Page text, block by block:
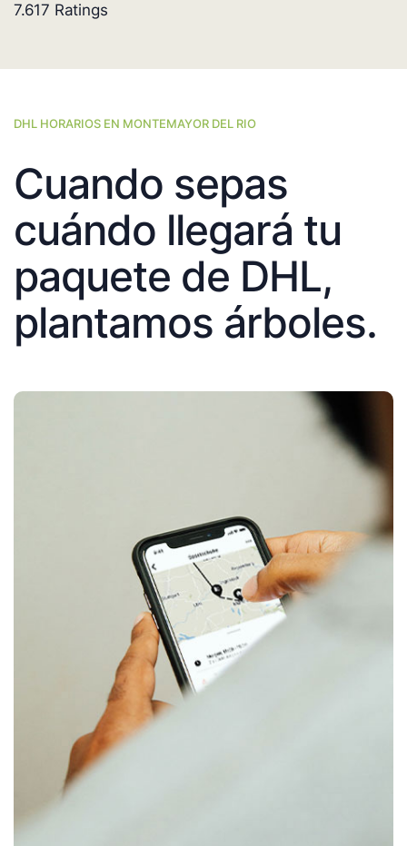
7.617 Ratings
DHL HORARIOS EN MONTEMAYOR DEL RIO
Cuando sepas
cuándo llegará tu
paquete de DHL,
plantamos árboles.